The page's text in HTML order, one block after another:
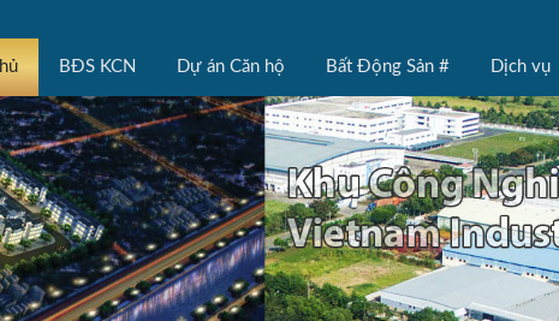
BĐS KCN Dự án Căn hộ Bất Động Sản # Dịch vụ